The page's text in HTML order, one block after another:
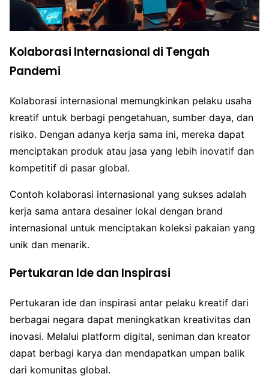
Kolaborasi Internasional di Tengah
Pandemi
Kolaborasi internasional memungkinkan pelaku usaha
kreatif untuk berbagi pengetahuan, sumber daya, dan
risiko. Dengan adanya kerja sama ini, mereka dapat
menciptakan produk atau jasa yang lebih inovatif dan
kompetitif di pasar global.
Contoh kolaborasi internasional yang sukses adalah
kerja sama antara desainer lokal dengan brand
internasional untuk menciptakan koleksi pakaian yang
unik dan menarik.
Pertukaran Ide dan Inspirasi
Pertukaran ide dan inspirasi antar pelaku kreatif dari
berbagai negara dapat meningkatkan kreativitas dan
inovasi. Melalui platform digital, seniman dan kreator
dapat berbagi karya dan mendapatkan umpan balik
dari komunitas global.